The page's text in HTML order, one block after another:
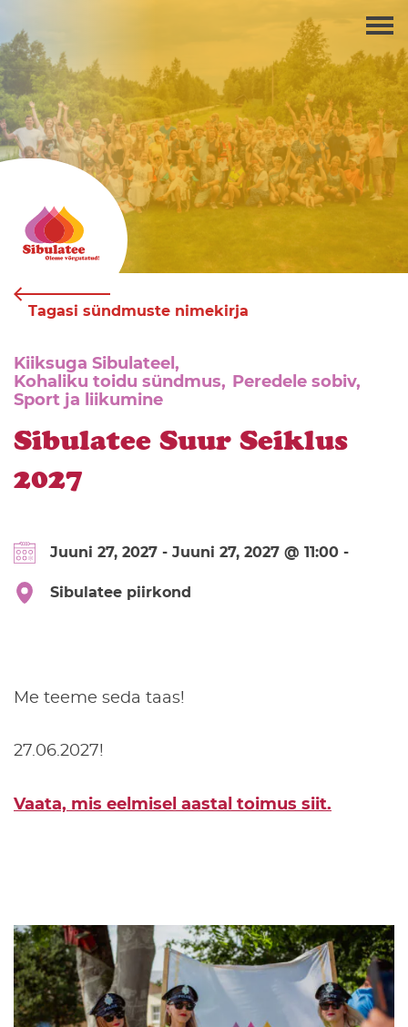
Tagasi sündmuste nimekirja
Kiiksuga Sibulateel,
Kohaliku toidu sündmus, Peredele sobiv,
Sport ja liikumine
Sibulatee Suur Seiklus
2027
Juuni 27, 2027 - Juuni 27, 2027 @ 11:00 -
Sibulatee piirkond
Me teeme seda taas!
27.06.2027!
Vaata, mis eelmisel aastal toimus siit.